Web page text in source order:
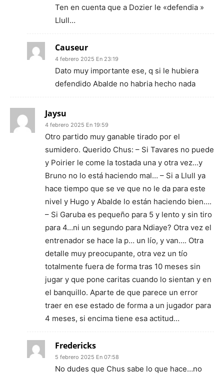
Ten en cuenta que a Dozier le «defendia »
Llull…
Causeur
4 febrero 2025 En 23:19
Dato muy importante ese, q si le hubiera
defendido Abalde no habria hecho nada
Jaysu
4 febrero 2025 En 19:59
Otro partido muy ganable tirado por el
sumidero. Querido Chus: – Si Tavares no puede
y Poirier le come la tostada una y otra vez…y
Bruno no lo está haciendo mal… – Si a Llull ya
hace tiempo que se ve que no le da para este
nivel y Hugo y Abalde lo están haciendo bien….
– Si Garuba es pequeño para 5 y lento y sin tiro
para 4…ni un segundo para Ndiaye? Otra vez el
entrenador se hace la p… un lío, y van…. Otra
detalle muy preocupante, otra vez un tío
totalmente fuera de forma tras 10 meses sin
jugar y que pone caritas cuando lo sientan y en
el banquillo. Aparte de que parece un error
traer en ese estado de forma a un jugador para
4 meses, si encima tiene esa actitud…
Fredericks
5 febrero 2025 En 07:58
No dudes que Chus sabe lo que hace…no